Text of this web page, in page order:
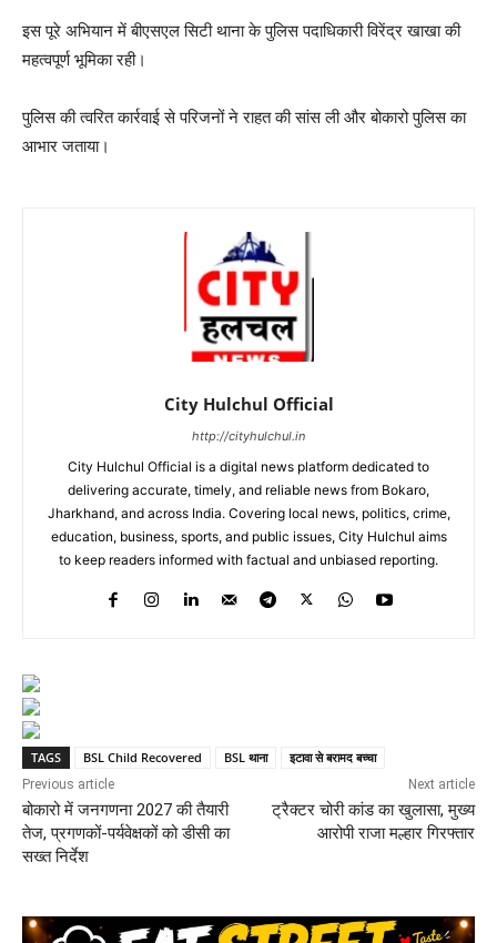
इस पूरे अभियान में बीएसएल सिटी थाना के पुलिस पदाधिकारी विरेंद्र खाखा की
महत्वपूर्ण भूमिका रही।
पुलिस की त्वरित कार्रवाई से परिजनों ने राहत की सांस ली और बोकारो पुलिस का
आभार जताया।
City Hulchul Official
http://cityhulchul.in
City Hulchul Official is a digital news platform dedicated to
delivering accurate, timely, and reliable news from Bokaro,
Jharkhand, and across India. Covering local news, politics, crime,
education, business, sports, and public issues, City Hulchul aims
to keep readers informed with factual and unbiased reporting.
TAGS BSL Child Recovered BSL थाना इटावा से बरामद बच्चा
Previous article
बोकारो में जनगणना 2027 की तैयारी
तेज, प्रगणकों-पर्यवेक्षकों को डीसी का
सख्त निर्देश
Next article
ट्रैक्टर चोरी कांड का खुलासा, मुख्य
आरोपी राजा मल्हार गिरफ्तार